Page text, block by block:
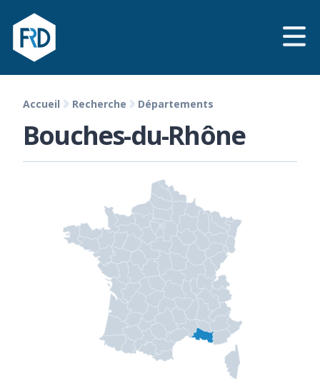
Accueil Recherche Départements
Bouches-du-Rhône